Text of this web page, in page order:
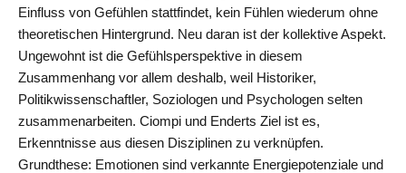
Einfluss von Gefühlen stattfindet, kein Fühlen wiederum ohne
theoretischen Hintergrund. Neu daran ist der kollektive Aspekt.
Ungewohnt ist die Gefühlsperspektive in diesem
Zusammenhang vor allem deshalb, weil Historiker,
Politikwissenschaftler, Soziologen und Psychologen selten
zusammenarbeiten. Ciompi und Enderts Ziel ist es,
Erkenntnisse aus diesen Disziplinen zu verknüpfen.
Grundthese: Emotionen sind verkannte Energiepotenziale und